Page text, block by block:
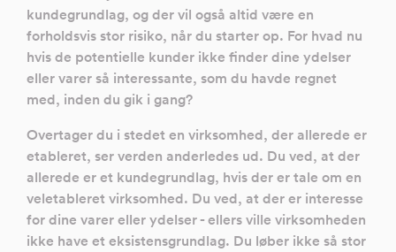
kundegrundlag, og der vil også altid være en
forholdsvis stor risiko, når du starter op. For hvad nu
hvis de potentielle kunder ikke finder dine ydelser
eller varer så interessante, som du havde regnet
med, inden du gik i gang?
Overtager du i stedet en virksomhed, der allerede er
etableret, ser verden anderledes ud. Du ved, at der
allerede er et kundegrundlag, hvis der er tale om en
veletableret virksomhed. Du ved, at der er interesse
for dine varer eller ydelser - ellers ville virksomheden
ikke have et eksistensgrundlag. Du løber ikke så stor